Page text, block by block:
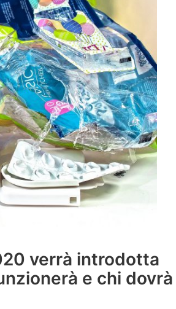
verrà introdotta
e chi dovrà